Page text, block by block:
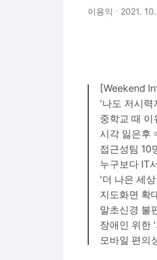
이용익 2021.
[Weekend
'나도 저시력
중학교 때 이
시각 잃은후
접근성팀 10
누구보다 IT
'더 나은 세
지도화면 확
말초신경 불
장애인 위한
모바일 편의